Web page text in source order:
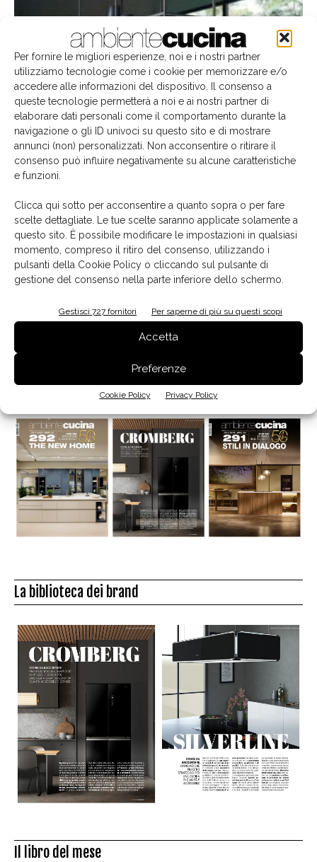
Per fornire le migliori esperienze, noi e i nostri partner
utilizziamo tecnologie come i cookie per memorizzare e/o
accedere alle informazioni del dispositivo. Il consenso a
queste tecnologie permetterà a noi e ai nostri partner di
elaborare dati personali come il comportamento durante la
navigazione o gli ID univoci su questo sito e di mostrare
annunci (non) personalizzati. Non acconsentire o ritirare il
consenso può influire negativamente su alcune caratteristiche
e funzioni.
Clicca qui sotto per acconsentire a quanto sopra o per fare
scelte dettagliate. Le tue scelte saranno applicate solamente a
questo sito. È possibile modificare le impostazioni in qualsiasi
momento, compreso il ritiro del consenso, utilizzando i
pulsanti della Cookie Policy o cliccando sul pulsante di
gestione del consenso nella parte inferiore dello schermo.
Gestisci 727 fornitori Per saperne di più su questi scopi
Accetta
Preferenze
Cookie Policy Privacy Policy
Spazio, Quantum e Alba, di Falmec, vincitori ai
Good Design® Awards...
18 Gennaio 2019
La cucina Vision, di Snaidero, premiata ai Good
Design® Awards 2018
Edicola
La biblioteca dei brand
Il libro del mese